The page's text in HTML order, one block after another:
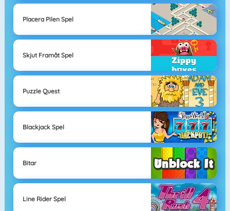
Placera Pilen Spel
Skjut Framåt Spel
Puzzle Quest
Blackjack Spel
Bitar
Line Rider Spel